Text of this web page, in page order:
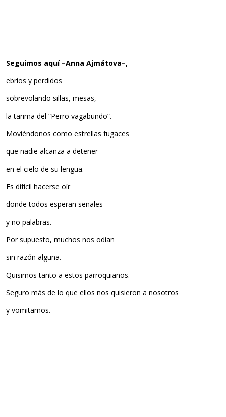
Seguimos aquí –Anna Ajmátova–,
ebrios y perdidos
sobrevolando sillas, mesas,
la tarima del “Perro vagabundo”.
Moviéndonos como estrellas fugaces
que nadie alcanza a detener
en el cielo de su lengua.
Es difícil hacerse oír
donde todos esperan señales
y no palabras.
Por supuesto, muchos nos odian
sin razón alguna.
Quisimos tanto a estos parroquianos.
Seguro más de lo que ellos nos quisieron a nosotros
y vomitamos.